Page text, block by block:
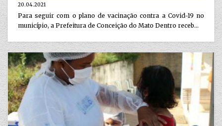
20.04.2021
Para seguir com o plano de vacinação contra a Covid-19 no
município, a Prefeitura de Conceição do Mato Dentro receb...